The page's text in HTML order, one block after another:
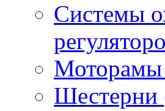
Системы
Моторамы
Шестерни